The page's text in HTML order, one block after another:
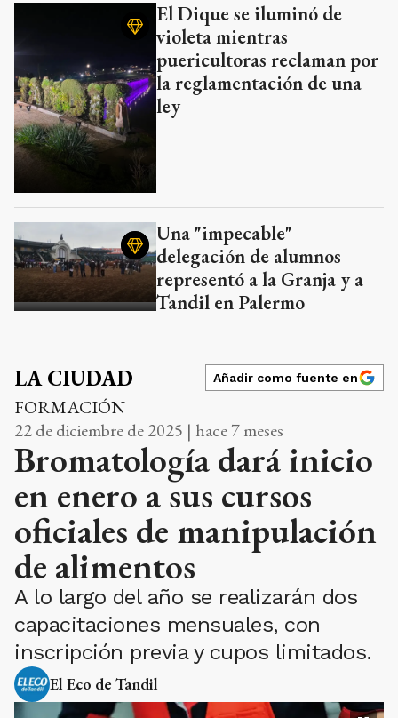
El Dique se iluminó de
violeta mientras
puericultoras reclaman por
la reglamentación de una
ley
Una "impecable"
delegación de alumnos
representó a la Granja y a
Tandil en Palermo
LA CIUDAD Añadir como fuente en
FORMACIÓN
22 de diciembre de 2025 | hace 7 meses
Bromatología dará inicio
en enero a sus cursos
oficiales de manipulación
de alimentos
A lo largo del año se realizarán dos
capacitaciones mensuales, con
inscripción previa y cupos limitados.
El Eco de Tandil